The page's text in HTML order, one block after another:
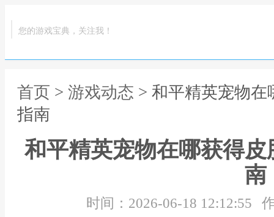
您的游戏宝典，关注我！
首页 > 游戏动态 > 和平精英宠物
指南
和平精英宠物在哪获得
南
时间：2026-06-18 12:12:55